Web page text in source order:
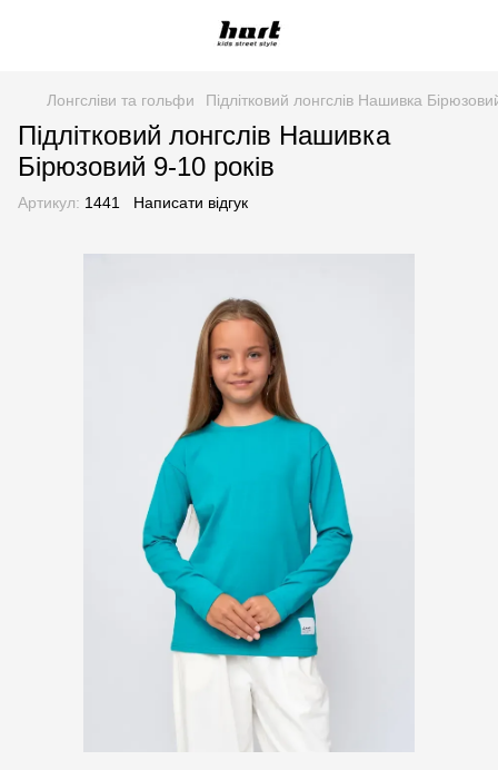
Лонгсліви та гольфи Підлітковий лонгслів Нашивка
Підлітковий лонгслів Нашивка
Бірюзовий 9-10 років
Артикул: 1441 Написати відгук